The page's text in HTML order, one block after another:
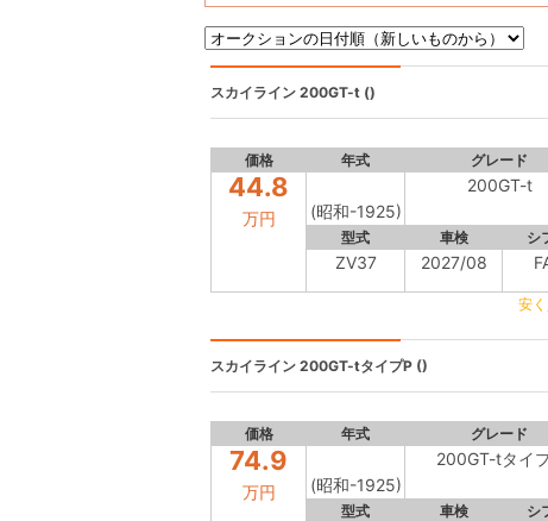
スカイライン 200GT-t ()
価格 年式 グレード
44.8
万円 (昭和-1925)
200GT-t
型式 車検 シ
ZV37 2027/08
安
スカイライン 200GT-tタイプP ()
価格 年式 グレード
74.9
万円 (昭和-1925)
200GT-tタイ
型式 車検 シ